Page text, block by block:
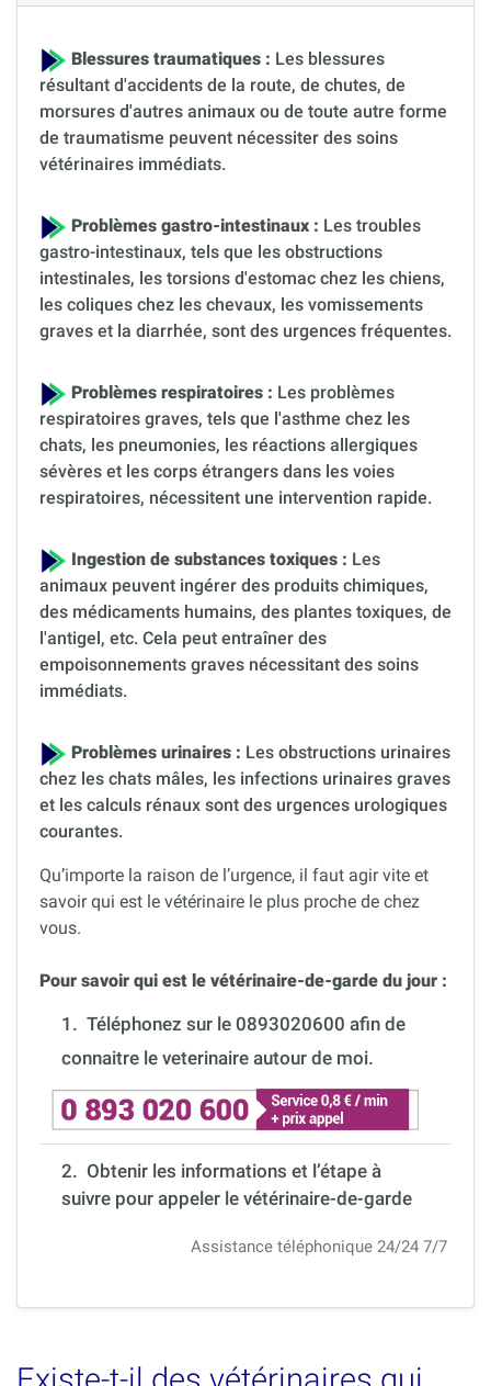
Blessures traumatiques : Les blessures
résultant d'accidents de la route, de chutes, de
morsures d'autres animaux ou de toute autre forme
de traumatisme peuvent nécessiter des soins
vétérinaires immédiats.
Problèmes gastro-intestinaux : Les troubles
gastro-intestinaux, tels que les obstructions
intestinales, les torsions d'estomac chez les chiens,
les coliques chez les chevaux, les vomissements
graves et la diarrhée, sont des urgences fréquentes.
Problèmes respiratoires : Les problèmes
respiratoires graves, tels que l'asthme chez les
chats, les pneumonies, les réactions allergiques
sévères et les corps étrangers dans les voies
respiratoires, nécessitent une intervention rapide.
Ingestion de substances toxiques : Les
animaux peuvent ingérer des produits chimiques,
des médicaments humains, des plantes toxiques, de
l'antigel, etc. Cela peut entraîner des
empoisonnements graves nécessitant des soins
immédiats.
Problèmes urinaires : Les obstructions urinaires
chez les chats mâles, les infections urinaires graves
et les calculs rénaux sont des urgences urologiques
courantes.
Qu’importe la raison de l’urgence, il faut agir vite et
savoir qui est le vétérinaire le plus proche de chez
vous.
Pour savoir qui est le vétérinaire-de-garde du jour :
1. Téléphonez sur le 0893020600 afin de
connaitre le veterinaire autour de moi.
2. Obtenir les informations et l’étape à
suivre pour appeler le vétérinaire-de-garde
Assistance téléphonique 24/24 7/7